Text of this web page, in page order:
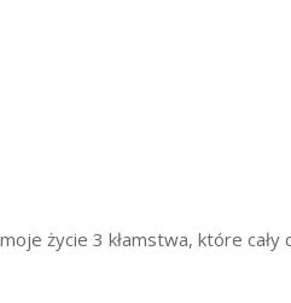
moje życie 3 kłamstwa, które